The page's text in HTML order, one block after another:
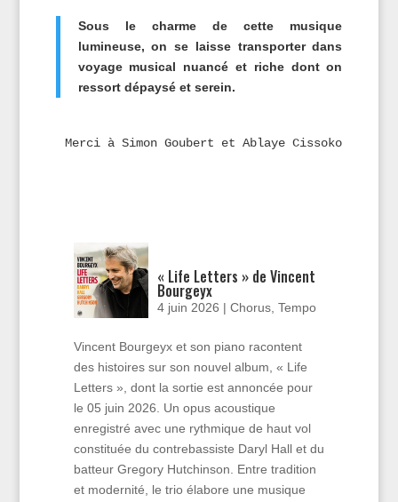
Sous le charme de cette musique
lumineuse, on se laisse transporter dans
voyage musical nuancé et riche dont on
ressort dépaysé et serein.
Merci à Simon Goubert et Ablaye Cissoko
« Life Letters » de Vincent
Bourgeyx
4 juin 2026 |Chorus ,Tempo
Vincent Bourgeyx et son piano racontent
des histoires sur son nouvel album, « Life
Letters », dont la sortie est annoncée pour
le 05 juin 2026. Un opus acoustique
enregistré avec une rythmique de haut vol
constituée du contrebassiste Daryl Hall et du
batteur Gregory Hutchinson. Entre tradition
et modernité, le trio élabore une musique